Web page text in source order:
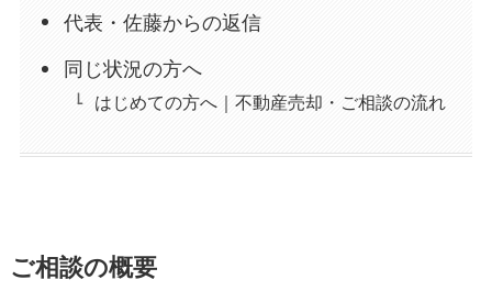
代表・佐藤からの返信
同じ状況の方へ
はじめての方へ｜不動産売却・ご相談の流れ
ご相談の概要